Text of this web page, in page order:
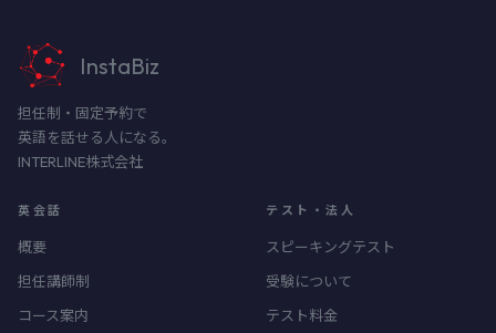
InstaBiz
担任制・固定予約で
英語を話せる人になる。
INTERLINE株式会社
英会話
概要
担任講師制
コース案内
テスト・法人
スピーキングテスト
受験について
テスト料金